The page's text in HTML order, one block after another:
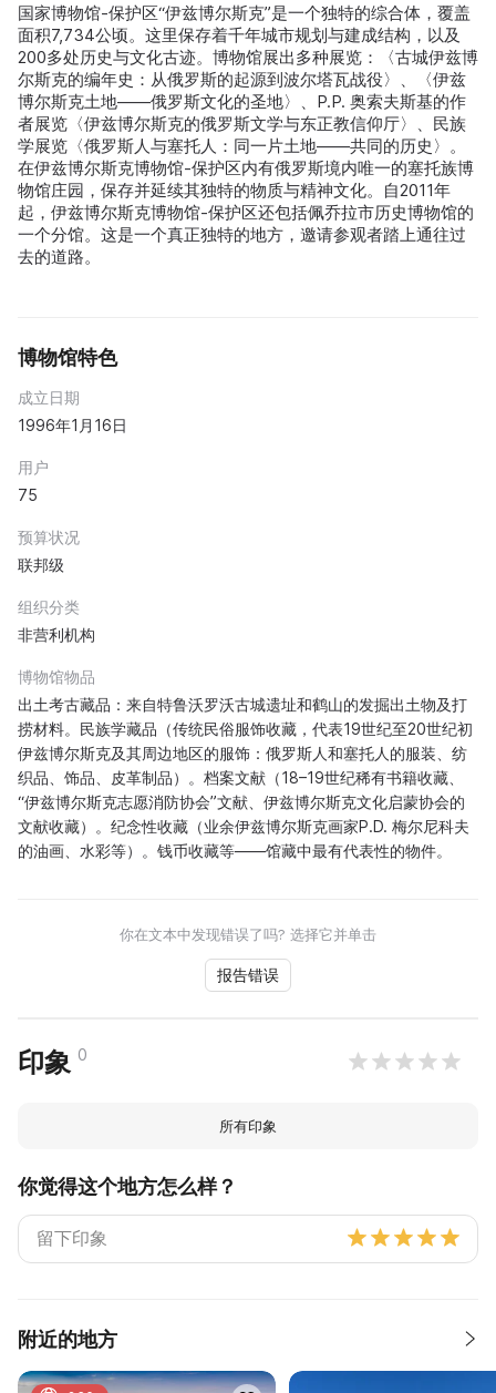
国家博物馆-保护区“伊兹博尔斯克”是一个独特的综合体，覆盖
面积7,734公顷。这里保存着千年城市规划与建成结构，以及
200多处历史与文化古迹。博物馆展出多种展览：〈古城伊兹博
尔斯克的编年史：从俄罗斯的起源到波尔塔瓦战役〉、〈伊兹
博尔斯克土地——俄罗斯文化的圣地〉、P.P. 奥索夫斯基的作
者展览〈伊兹博尔斯克的俄罗斯文学与东正教信仰厅〉、民族
学展览〈俄罗斯人与塞托人：同一片土地——共同的历史〉。
在伊兹博尔斯克博物馆-保护区内有俄罗斯境内唯一的塞托族博
物馆庄园，保存并延续其独特的物质与精神文化。自2011年
起，伊兹博尔斯克博物馆-保护区还包括佩乔拉市历史博物馆的
一个分馆。这是一个真正独特的地方，邀请参观者踏上通往过
去的道路。
博物馆特色
成立日期
1996年1月16日
用户
75
预算状况
联邦级
组织分类
非营利机构
博物馆物品
出土考古藏品：来自特鲁沃罗沃古城遗址和鹤山的发掘出土物及打
捞材料。民族学藏品（传统民俗服饰收藏，代表19世纪至20世纪初
伊兹博尔斯克及其周边地区的服饰：俄罗斯人和塞托人的服装、纺
织品、饰品、皮革制品）。档案文献（18–19世纪稀有书籍收藏、
“伊兹博尔斯克志愿消防协会”文献、伊兹博尔斯克文化启蒙协会的
文献收藏）。纪念性收藏（业余伊兹博尔斯克画家P.D. 梅尔尼科夫
的油画、水彩等）。钱币收藏等——馆藏中最有代表性的物件。
你在文本中发现错误了吗? 选择它并单击
报告错误
印象 0
所有印象
你觉得这个地方怎么样？
附近的地方